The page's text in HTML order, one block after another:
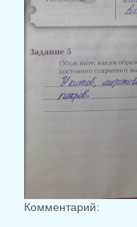
Комментарий: